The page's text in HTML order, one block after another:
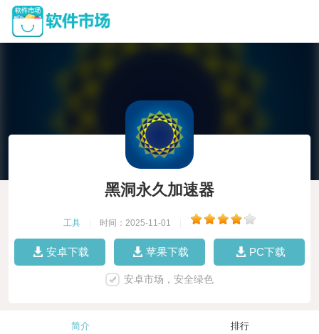
黑洞永久加速器
工具 时间：2025-11-01
安卓下载 苹果下载 PC下载
安卓市场，安全绿色
简介 排行